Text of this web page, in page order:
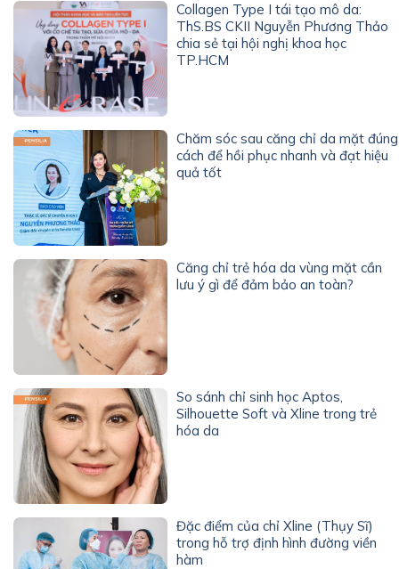
Collagen Type I tái tạo mô da:
ThS.BS CKII Nguyễn Phương Thảo
chia sẻ tại hội nghị khoa học
TP.HCM
Chăm sóc sau căng chỉ da mặt đúng
cách để hồi phục nhanh và đạt hiệu
quả tốt
Căng chỉ trẻ hóa da vùng mặt cần
lưu ý gì để đảm bảo an toàn?
So sánh chỉ sinh học Aptos,
Silhouette Soft và Xline trong trẻ
hóa da
Đặc điểm của chỉ Xline (Thụy Sĩ)
trong hỗ trợ định hình đường viền
hàm